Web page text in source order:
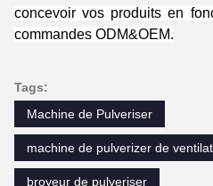
concevoir vos produits en
commandes ODM&OEM.
Tags:
Machine de Pulveriser
machine de pulverizer de
broyeur de pulveriser